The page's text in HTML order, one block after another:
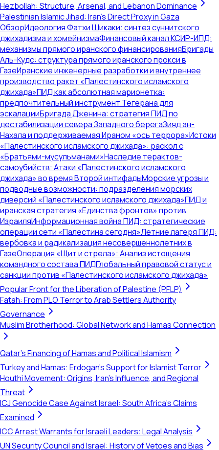
Hezbollah: Structure, Arsenal, and Lebanon Dominance
Palestinian Islamic Jihad: Iran's Direct Proxy in Gaza
ОбзорИдеология Фатхи Шикаки: синтез суннитского
джихадизма и хомейнизмаФинансовый канал КСИР-ИПД:
механизмы прямого иранского финансированияБригады
Аль-Кудс: структура прямого иранского прокси в
ГазеИранские инженерные разработки и внутреннее
производство ракет «Палестинского исламского
джихада»ПИД как абсолютная марионетка:
предпочтительный инструмент Тегерана для
эскалацииБригада Дженина: стратегия ПИД по
дестабилизации севера Западного берегаЗияд ан-
Нахала и поддерживаемая Ираном «ось террора»Истоки
«Палестинского исламского джихада»: раскол с
«Братьями-мусульманами»Наследие терактов-
самоубийств: Атаки «Палестинского исламского
джихада» во время Второй интифадыМорские угрозы и
подводные возможности: подразделения морских
диверсий «Палестинского исламского джихада»ПИД и
иранская стратегия «Единства фронтов» против
ИзраиляИнформационная война ПИД: стратегические
операции сети «Палестина сегодня»Летние лагеря ПИД:
вербовка и радикализация несовершеннолетних в
ГазеОперация «Щит и стрела»: Анализ истощения
командного состава ПИДГлобальный правовой статус и
санкции против «Палестинского исламского джихада»
Popular Front for the Liberation of Palestine (PFLP)
Fatah: From PLO Terror to Arab Settlers Authority
Governance
Muslim Brotherhood: Global Network and Hamas Connection
Qatar's Financing of Hamas and Political Islamism
Turkey and Hamas: Erdogan's Support for Islamist Terror
Houthi Movement: Origins, Iran's Influence, and Regional
Threat
ICJ Genocide Case Against Israel: South Africa's Claims
Examined
ICC Arrest Warrants for Israeli Leaders: Legal Analysis
UN Security Council and Israel: History of Vetoes and Bias